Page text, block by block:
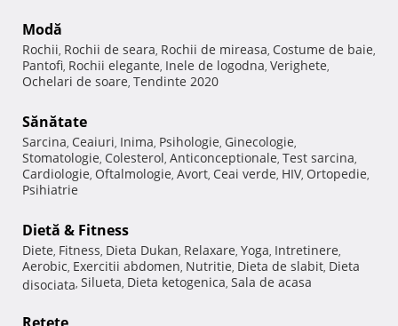
Modă
Rochii, Rochii de seara, Rochii de mireasa, Costume de baie,
Pantofi, Rochii elegante, Inele de logodna, Verighete,
Ochelari de soare, Tendinte 2020
Sănătate
Sarcina, Ceaiuri, Inima, Psihologie, Ginecologie,
Stomatologie, Colesterol, Anticonceptionale, Test sarcina,
Cardiologie, Oftalmologie, Avort, Ceai verde, HIV, Ortopedie,
Psihiatrie
Dietă & Fitness
Diete, Fitness, Dieta Dukan, Relaxare, Yoga, Intretinere,
Aerobic, Exercitii abdomen, Nutritie, Dieta de slabit, Dieta
disociata, Silueta, Dieta ketogenica, Sala de acasa